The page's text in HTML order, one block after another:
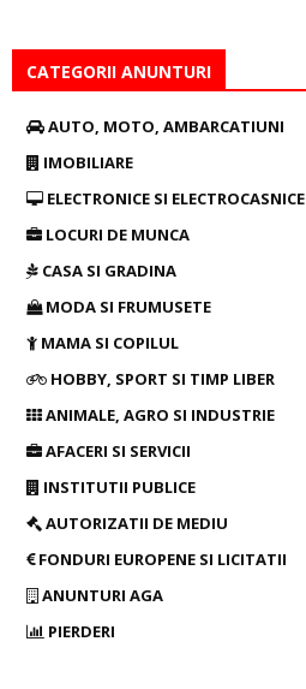
CATEGORII ANUNTURI
AUTO, MOTO, AMBARCATIUNI
IMOBILIARE
ELECTRONICE SI ELECTROCASNICE
LOCURI DE MUNCA
CASA SI GRADINA
MODA SI FRUMUSETE
MAMA SI COPILUL
HOBBY, SPORT SI TIMP LIBER
ANIMALE, AGRO SI INDUSTRIE
AFACERI SI SERVICII
INSTITUTII PUBLICE
AUTORIZATII DE MEDIU
FONDURI EUROPENE SI LICITATII
ANUNTURI AGA
PIERDERI